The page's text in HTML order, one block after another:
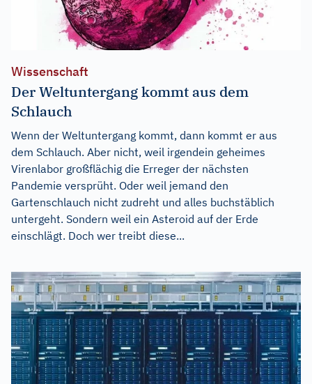
Wissenschaft
Der Weltuntergang kommt aus dem
Schlauch
Wenn der Weltuntergang kommt, dann kommt er aus
dem Schlauch. Aber nicht, weil irgendein geheimes
Virenlabor großflächig die Erreger der nächsten
Pandemie versprüht. Oder weil jemand den
Gartenschlauch nicht zudreht und alles buchstäblich
untergeht. Sondern weil ein Asteroid auf der Erde
einschlägt. Doch wer treibt diese...